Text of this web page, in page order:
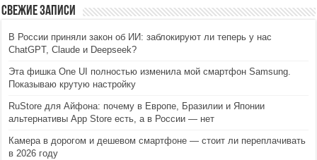
Свежие записи
В России приняли закон об ИИ: заблокируют ли теперь у нас
ChatGPT, Claude и Deepseek?
Эта фишка One UI полностью изменила мой смартфон Samsung.
Показываю крутую настройку
RuStore для Айфона: почему в Европе, Бразилии и Японии
альтернативы App Store есть, а в России — нет
Камера в дорогом и дешевом смартфоне — стоит ли переплачивать
в 2026 году